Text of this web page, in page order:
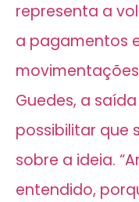
representa a
a pagamentos
Guedes, a
possibilitar que
sobre a ideia.
entendido,